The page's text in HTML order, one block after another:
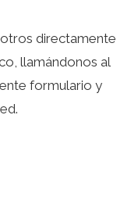
directamente
llamándonos al
formulario y